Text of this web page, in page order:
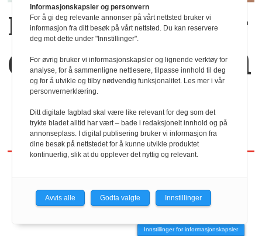
Kaffekoppen binder
dem sammen
REDAKTØR
Innstillinger for informasjonskapsler
Informasjonskapsler og personvern
For å gi deg relevante annonser på vårt nettsted bruker vi
informasjon fra ditt besøk på vårt nettsted. Du kan reservere
deg mot dette under "Innstillinger".
For øvrig bruker vi informasjonskapsler og lignende verktøy for
analyse, for å sammenligne nettlesere, tilpasse innhold til deg
og for å utvikle og tilby nødvendig funksjonalitet. Les mer i vår
personvernerklæring.
Ditt digitale fagblad skal være like relevant for deg som det
trykte bladet alltid har vært – bade i redaksjonelt innhold og på
annonseplass. I digital publisering bruker vi informasjon fra
dine besøk på nettstedet for å kunne utvikle produktet
kontinuerlig, slik at du opplever det nyttig og relevant.
Avvis alle Godta valgte Innstillinger